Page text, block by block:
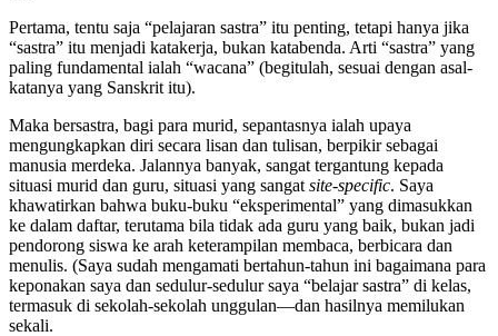
Pertama, tentu saja “pelajaran sastra” itu penting, tetapi hanya jika
“sastra” itu menjadi katakerja, bukan katabenda. Arti “sastra” yang
paling fundamental ialah “wacana” (begitulah, sesuai dengan asal-
katanya yang Sanskrit itu).
Maka bersastra, bagi para murid, sepantasnya ialah upaya
mengungkapkan diri secara lisan dan tulisan, berpikir sebagai
manusia merdeka. Jalannya banyak, sangat tergantung kepada
situasi murid dan guru, situasi yang sangat site-specific. Saya
khawatirkan bahwa buku-buku “eksperimental” yang dimasukkan
ke dalam daftar, terutama bila tidak ada guru yang baik, bukan jadi
pendorong siswa ke arah keterampilan membaca, berbicara dan
menulis. (Saya sudah mengamati bertahun-tahun ini bagaimana para
keponakan saya dan sedulur-sedulur saya “belajar sastra” di kelas,
termasuk di sekolah-sekolah unggulan—dan hasilnya memilukan
sekali.